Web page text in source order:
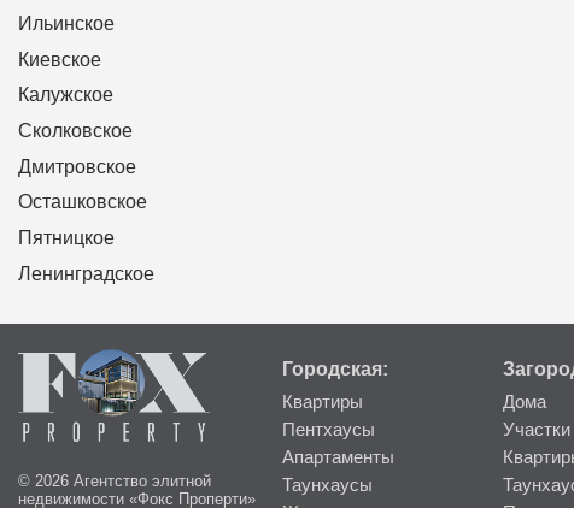
Ильинское
Киевское
Калужское
Сколковское
Дмитровское
Осташковское
Пятницкое
Ленинградское
© 2026 Агентство элитной
недвижимости «Фокс Проперти»
Городская:
Квартиры
Пентхаусы
Апартаменты
Таунхаусы
Дома
Участки